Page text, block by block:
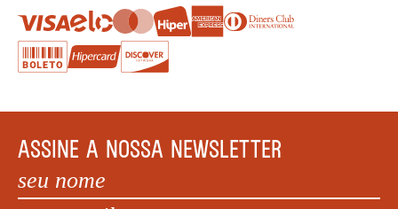
ASSINE A NOSSA NEWSLETTER